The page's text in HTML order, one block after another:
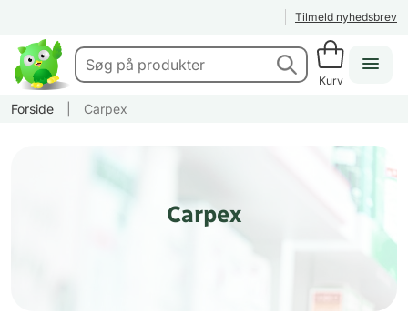
Tilmeld nyhedsbrev
Kurv
Forside Carpex
Carpex